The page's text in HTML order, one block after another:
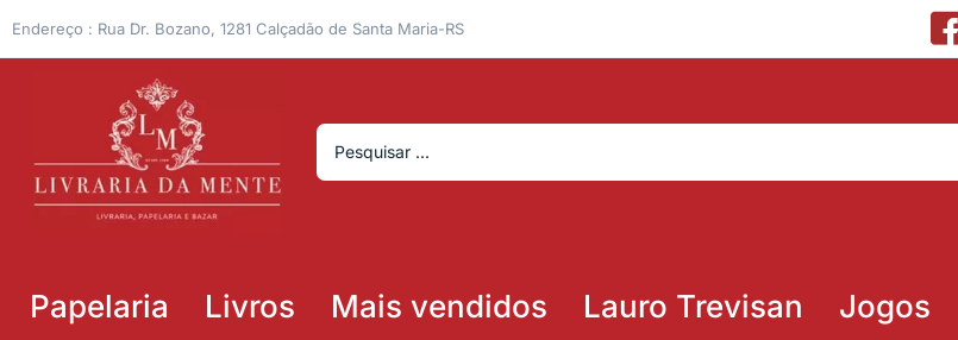
Endereço : Rua Dr. Bozano, 1281 Calçadão de Santa Maria-RS
Papelaria Livros Mais vendidos Lauro Trevisan Jogos